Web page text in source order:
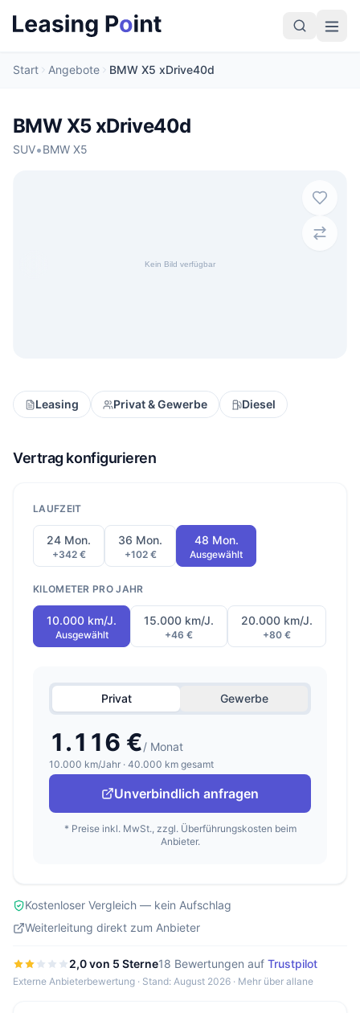
Start Angebote BMW X5 xDrive40d
BMW X5 xDrive40d
SUV•BMW X5
Leasing Privat & Gewerbe Diesel
Vertrag konfigurieren
LAUFZEIT
24 Mon.
+342 €
36 Mon.
+102 €
48 Mon.
Ausgewählt
KILOMETER PRO JAHR
10.000 km/J.
Ausgewählt
15.000 km/J.
+46 €
20.000 km/J.
+80 €
Privat Gewerbe
1.116 €/ Monat
10.000 km/Jahr · 40.000 km gesamt
Unverbindlich anfragen
* Preise inkl. MwSt., zzgl. Überführungskosten beim
Anbieter.
Kostenloser Vergleich — kein Aufschlag
Weiterleitung direkt zum Anbieter
2,0 von 5 Sterne18 Bewertungen auf Trustpilot
Externe Anbieterbewertung · Stand: August 2026 · Mehr über allane